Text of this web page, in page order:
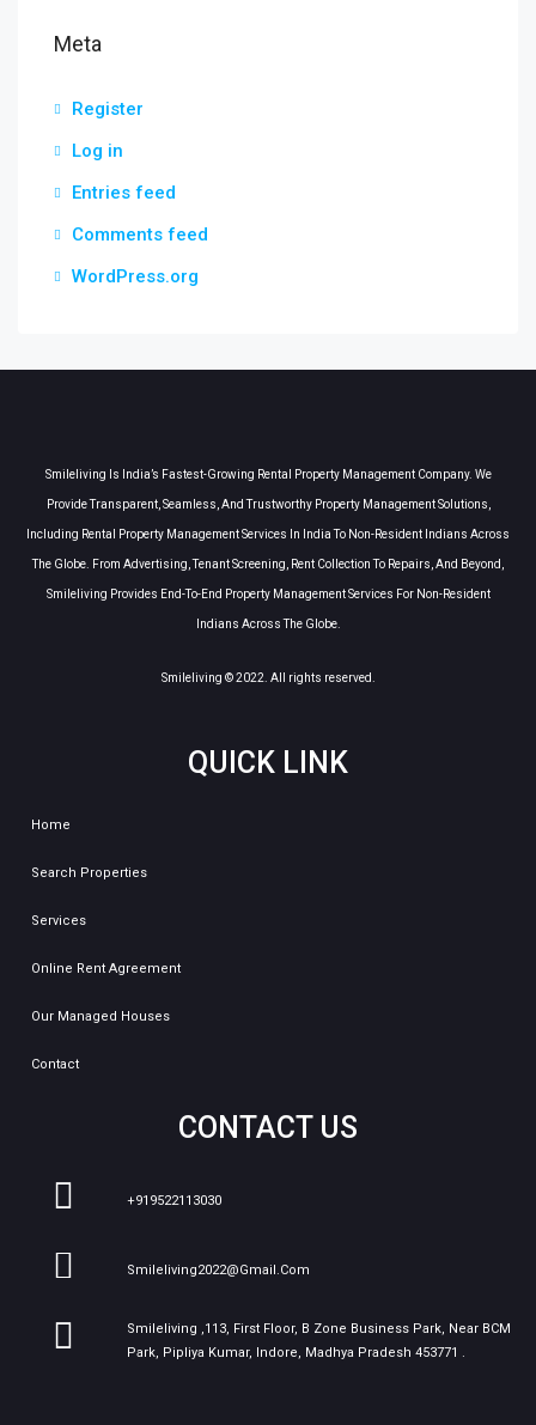
Meta
Register
Log in
Entries feed
Comments feed
WordPress.org
Smileliving Is India’s Fastest-Growing Rental Property Management Company. We
Provide Transparent, Seamless, And Trustworthy Property Management Solutions,
Including Rental Property Management Services In India To Non-Resident Indians Across
The Globe. From Advertising, Tenant Screening, Rent Collection To Repairs, And Beyond,
Smileliving Provides End-To-End Property Management Services For Non-Resident
Indians Across The Globe.
Smileliving © 2022. All rights reserved.
QUICK LINK
Home
Search Properties
Services
Online Rent Agreement
Our Managed Houses
Contact
CONTACT US
+919522113030
Smileliving2022@gmail.com
Smileliving ,113, First Floor, B Zone Business Park, Near BCM
Park, Pipliya Kumar, Indore, Madhya Pradesh 453771 .